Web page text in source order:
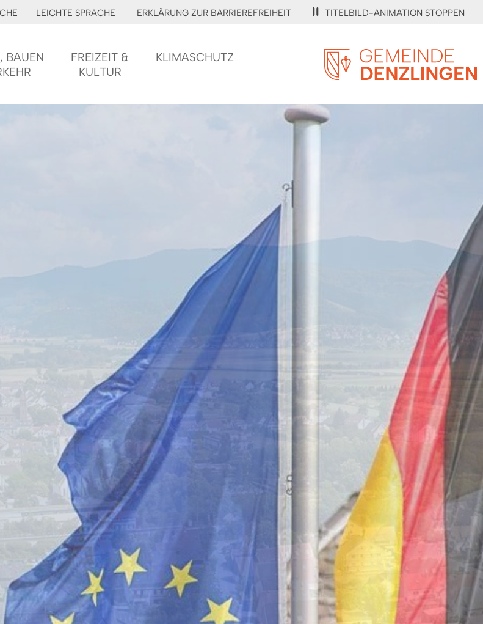
LEICHTE SPRACHE ERKLÄRUNG ZUR BARRIEREFREIHEIT TITELBILD-ANIMATION STOPPEN
BAUEN
FREIZEIT &
KULTUR
KLIMASCHUTZ